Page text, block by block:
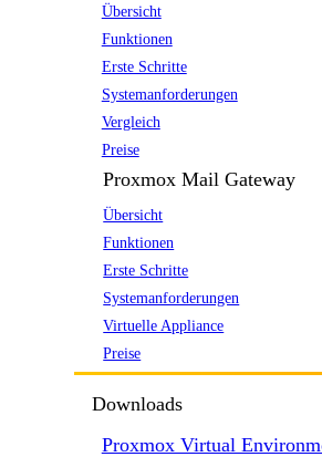
Übersicht
Funktionen
Erste Schritte
Systemanforderungen
Vergleich
Preise
Proxmox Mail Gateway
Übersicht
Funktionen
Erste Schritte
Systemanforderungen
Virtuelle Appliance
Preise
Downloads
Proxmox Virtual